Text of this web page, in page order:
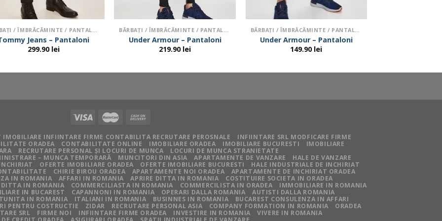
BĂRBAŢI / ÎMBRĂCĂMINTE / PANTALONI
Jeans – Pantaloni
299.90 lei
BĂRBAŢI / ÎMBRĂCĂMINTE / PANTALONI
Under Armour – Pantaloni
219.90 lei
BĂRBAŢI / ÎMBRĂCĂMINTE / PANTALONI
Under Armour – Pantaloni
149.90 lei
IMOBILIARE INFIINTARE FIRME CONTABILITA RECRUTARE PEROSNALE
INFIINTARE SRL MODFICARE FIRME
ORADEA CONTABILITATE ONLINE IMOBILIARE ORADEA IMOBILIARE BUCURESTI
IMOBILIARE
RECRUTARE PERSONAL ȘI LOCURI DE MUNCA
LOCURI DE MUNCA STRANIETATE
– MUNCA TEMPORARĂ
MUNCITORI DIN ASIA APARTAMENTE DE VANZARE
HALE DE VANZARE
OFERTE IMOBILIARE ORADEA OFERTE IMOBILIARE BUCURESTI
HALE INDUSTRIALE DE INCHIRIAT
CHIRIE BIROU ORADEA APARTAMENTE NOI ORADEA
APARTAMENTE DE INCHIRIAT ORADEA
IN ROMANIA AFFARI IN ROMANIA APRIRE DITTA IN ROMANIA
COSTITUIRE SOCIETA IN ORADEA
DITTA IN ROMANIA COMMERCILIASTA IN ROMANIA COMMERCILISTA IN ORADEA
IMMOBILIARE IN ROMANIA
IN BUCAREST CAPANNONI IN ROMANIA OPERARI DALLA ROMANIA
AUTISTI DALLA ROMANIA
IN ROMANIA ITALIANI IN ROMANIA BUSINNES IN ROMANIA
BUCAREST CONSULENZA IN AFFARI
PENTRU COSTRUCTIE ZIDAR RECRUTARE PERSONAL ASIA COMPANY FORMATION IN ROMANIA
ORADEA
SRL FIRME NOI INFIINTARE FIRME ORADEA INVESTIRE IN ROMANIA
VIVERE IN ROMANIA